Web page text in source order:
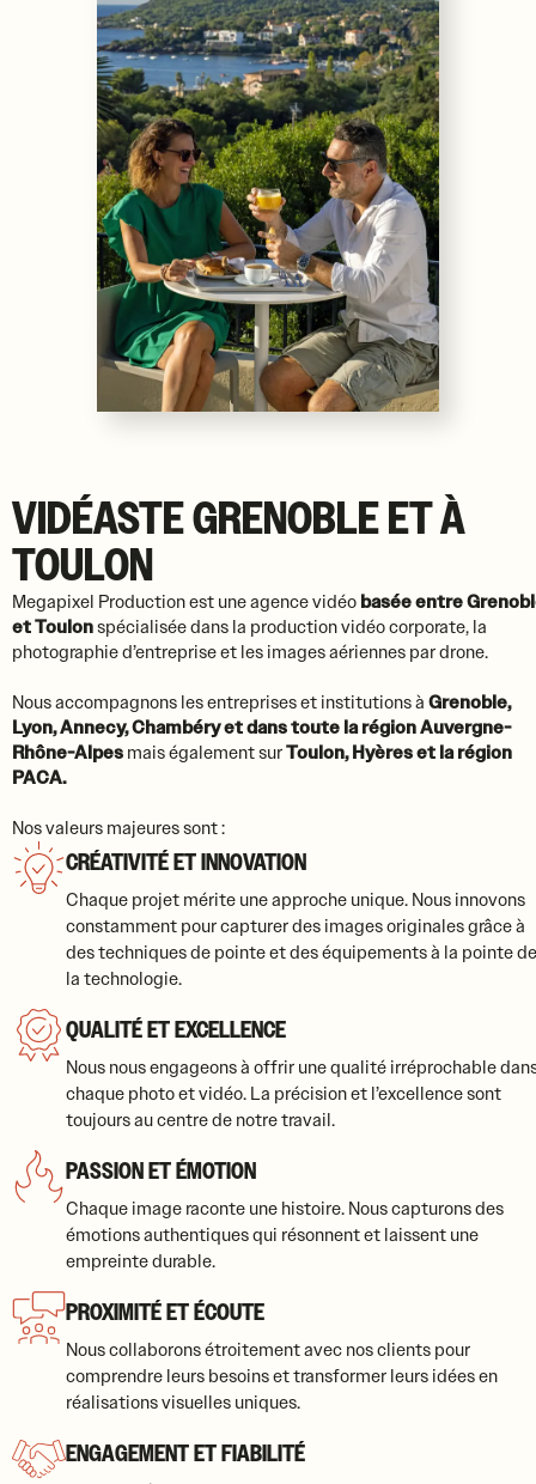
VIDÉASTE GRENOBLE ET À
TOULON
Megapixel Production est une agence vidéo basée entre
et Toulonspécialisée dans la production vidéo corporate, la
photographie d’entreprise et les images aériennes par drone.
Nous accompagnons les entreprises et institutions à Grenoble,
Lyon, Annecy, Chambéry et dans toute la région Auvergne-
Rhône-Alpes mais également surToulon, Hyères et la région
PACA.
Nos valeurs majeures sont :
CRÉATIVITÉ ET INNOVATION
Chaque projet mérite une approche unique. Nous innovons
constamment pour capturer des images originales grâce à
des techniques de pointe et des équipements à la pointe de
la technologie.
QUALITÉ ET EXCELLENCE
Nous nous engageons à offrir une qualité irréprochable
chaque photo et vidéo. La précision et l’excellence sont
toujours au centre de notre travail.
PASSION ET ÉMOTION
Chaque image raconte une histoire. Nous capturons des
émotions authentiques qui résonnent et laissent une
empreinte durable.
PROXIMITÉ ET ÉCOUTE
Nous collaborons étroitement avec nos clients pour
comprendre leurs besoins et transformer leurs idées en
réalisations visuelles uniques.
ENGAGEMENT ET FIABILITÉ